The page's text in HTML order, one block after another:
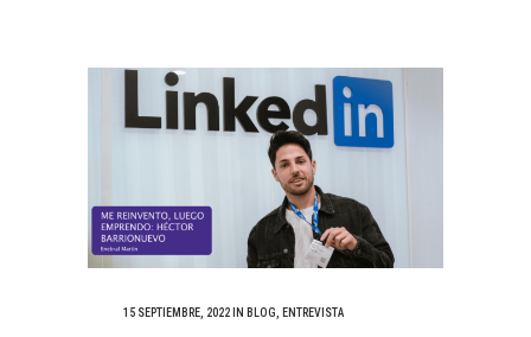
15 SEPTIEMBRE, 2022 IN BLOG ENTREVISTA